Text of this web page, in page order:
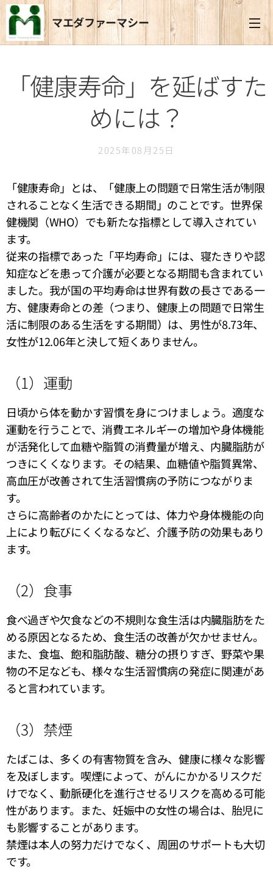
マエダファーマシー
「健康寿命」を延ばすた
めには？
2025年08月25日
「健康寿命」とは、「健康上の問題で日常生活が制限
されることなく生活できる期間」のことです。世界保
健機関（WHO）でも新たな指標として導入されてい
ます。
従来の指標であった「平均寿命」には、寝たきりや認
知症などを患って介護が必要となる期間も含まれてい
ました。我が国の平均寿命は世界有数の長さである一
方、健康寿命との差（つまり、健康上の問題で日常生
活に制限のある生活をする期間）は、男性が8.73年、
女性が12.06年と決して短くありません。
（1）運動
日頃から体を動かす習慣を身につけましょう。適度な
運動を行うことで、消費エネルギーの増加や身体機能
が活発化して血糖や脂質の消費量が増え、内臓脂肪が
つきにくくなります。その結果、血糖値や脂質異常、
高血圧が改善されて生活習慣病の予防につながりま
す。
さらに高齢者のかたにとっては、体力や身体機能の向
上により転びにくくなるなど、介護予防の効果もあり
ます。
（2）食事
食べ過ぎや欠食などの不規則な食生活は内臓脂肪をた
める原因となるため、食生活の改善が欠かせません。
また、食塩、飽和脂肪酸、糖分の摂りすぎ、野菜や果
物の不足なども、様々な生活習慣病の発症に関連があ
ると言われています。
（3）禁煙
たばこは、多くの有害物質を含み、健康に様々な影響
を及ぼします。喫煙によって、がんにかかるリスクだ
けでなく、動脈硬化を進行させるリスクを高める可能
性があります。また、妊娠中の女性の場合は、胎児に
も影響することがあります。
禁煙は本人の努力だけでなく、周囲のサポートも大切
です。